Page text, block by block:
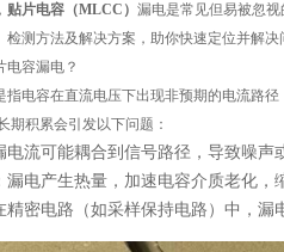
贴片电容（MLCC） 漏电是常见但易被忽
检测方法及解决方案，助你快速定位并解决
电容漏电？
指电容在直流电压下出现非预期的电流路
期积累会引发以下问题：
电流可能耦合到信号路径，导致噪声
漏电产生热量，加速电容介质老化，
精密电路（如采样保持电路）中，漏